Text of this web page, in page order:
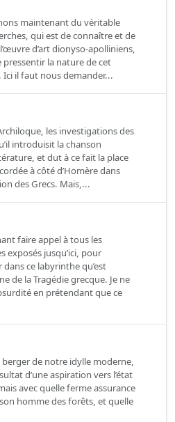
maintenant du véritable
qui est de connaître et de
d’art dionyso-apolliniens,
la nature de cet
il faut nous demander...
les investigations des
introduisit la chanson
et dut à ce fait la place
à côté d’Homère dans
des Grecs. Mais,...
faire appel à tous les
exposés jusqu’ici, pour
ce labyrinthe qu’est
de la Tragédie grecque. Je ne
en prétendant que ce
berger de notre idylle moderne,
d’une aspiration vers l’état
avec quelle ferme assurance
son homme des forêts, et quelle